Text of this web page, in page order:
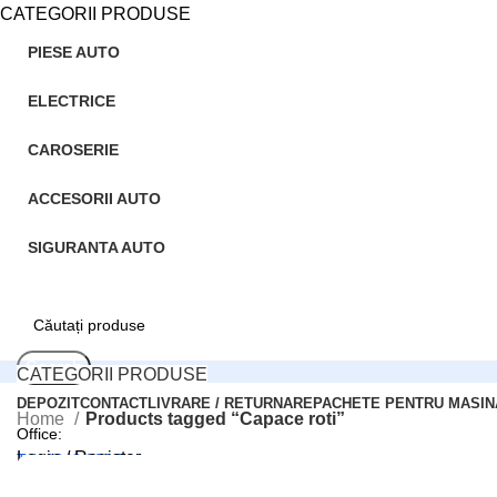
CATEGORII PRODUSE
PIESE AUTO
ELECTRICE
CAROSERIE
ACCESORII AUTO
SIGURANTA AUTO
Search
Office:
Tel: 0248/206.512
CATEGORII PRODUSE
DEPOZITCONTACTLIVRARE / RETURNAREPACHETE PENTRU
Login / Register
Home Products tagged “Capace roti”